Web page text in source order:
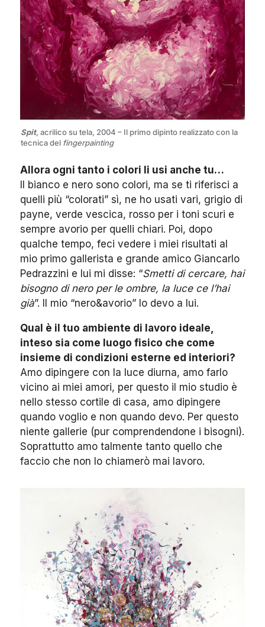
Spit, acrilico su tela, 2004 – Il primo dipinto realizzato con la
tecnica del fingerpainting
Allora ogni tanto i colori li usi anche tu…
ll bianco e nero sono colori, ma se ti riferisci a
quelli più “colorati” sì, ne ho usati vari, grigio di
payne, verde vescica, rosso per i toni scuri e
sempre avorio per quelli chiari. Poi, dopo
qualche tempo, feci vedere i miei risultati al
mio primo gallerista e grande amico Giancarlo
Pedrazzini e lui mi disse: “Smetti di cercare, hai
bisogno di nero per le ombre, la luce ce l’hai
già”. Il mio “nero&avorio” lo devo a lui.
Qual è il tuo ambiente di lavoro ideale,
inteso sia come luogo fisico che come
insieme di condizioni esterne ed interiori?
Amo dipingere con la luce diurna, amo farlo
vicino ai miei amori, per questo il mio studio è
nello stesso cortile di casa, amo dipingere
quando voglio e non quando devo. Per questo
niente gallerie (pur comprendendone i bisogni).
Soprattutto amo talmente tanto quello che
faccio che non lo chiamerò mai lavoro.